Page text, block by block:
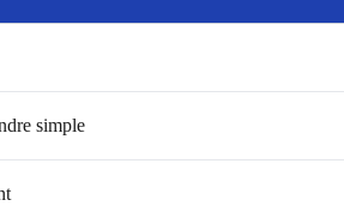
simple